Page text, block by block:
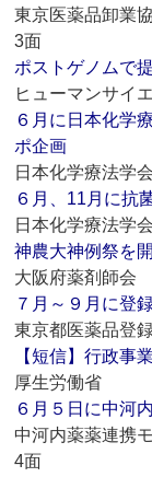
東京医薬品卸業
3面
ポストゲノムで
ヒューマンサイ
６月に日本化学
ポ企画
日本化学療法学会
６月、11月に抗
日本化学療法学会
神農大神例祭を
大阪府薬剤師会
７月～９月に登
東京都医薬品登
【短信】行政事
厚生労働省
６月５日に中河
中河内薬薬連携
4面